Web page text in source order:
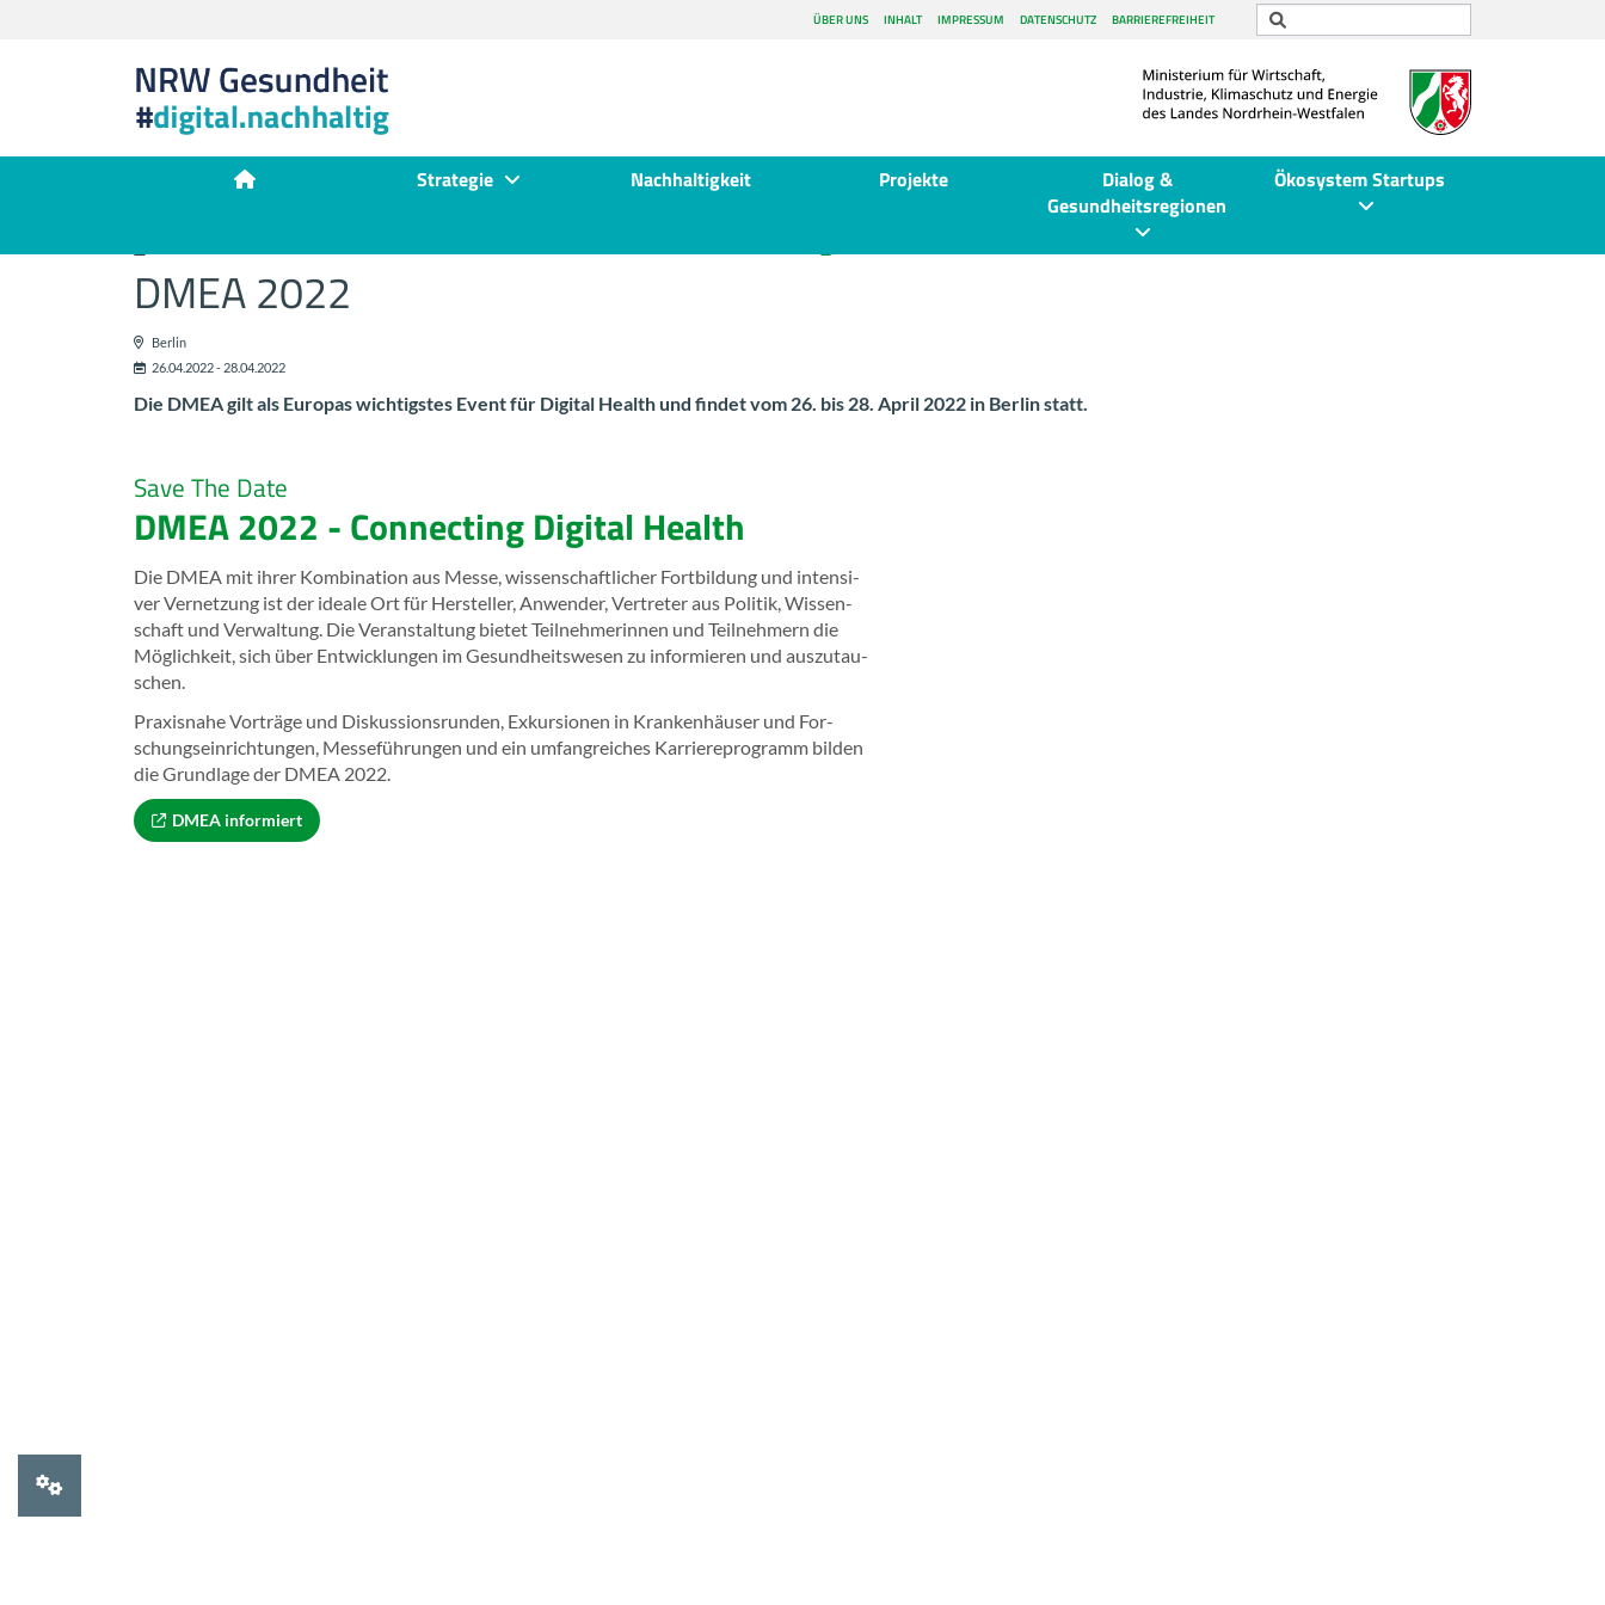
ÜBER UNS INHALT IMPRESSUM DATENSCHUTZ BARRIEREFREIHEIT
Strategie Nachhaltigkeit Projekte
Dialog &
Gesundheitsregionen
Ökosystem Startups
DMEA 2022
Ber­lin
26.04.2022 - 28.04.2022
Die DMEA gilt als Eu­ro­pas wich­tigs­tes Event für Di­gi­tal Health und fin­det vom 26. bis 28. April 2022 in Ber­lin statt.
Save The Date
DMEA 2022 - Con­nec­ting Di­gi­tal Health
Die DMEA mit ihrer Kom­bi­na­ti­on aus Messe, wis­sen­schaft­li­cher Fort­bil­dung und in­ten­si­
ver Ver­net­zung ist der idea­le Ort für Her­stel­ler, An­wen­der, Ver­tre­ter aus Po­li­tik, Wis­sen­
schaft und Ver­wal­tung. Die Ver­an­stal­tung bie­tet Teil­neh­me­rin­nen und Teil­neh­mern die
Mög­lich­keit, sich über Ent­wick­lun­gen im Ge­sund­heits­we­sen zu in­for­mie­ren und aus­zu­tau­
schen.
Pra­xis­na­he Vor­trä­ge und Dis­kus­si­ons­run­den, Ex­kur­sio­nen in Kran­ken­häu­ser und For­
schungs­ein­rich­tun­gen, Mes­se­füh­run­gen und ein um­fang­rei­ches Kar­rie­re­pro­gramm bil­den
die Grund­la­ge der DMEA 2022.
DMEA in­for­miert